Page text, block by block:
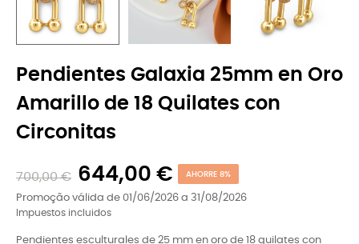
Pendientes Galaxia 25mm en Oro
Amarillo de 18 Quilates con
Circonitas
700,00 € 644,00 € AHORRE 8%
Promoção válida de 01/06/2026 a 31/08/2026
Impuestos incluidos
Pendientes esculturales de 25 mm en oro de 18 quilates con